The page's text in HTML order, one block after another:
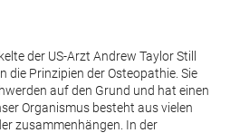
der US-Arzt Andrew Taylor Still
die Prinzipien der Osteopathie. Sie
auf den Grund und hat einen
Organismus besteht aus vielen
zusammenhängen. In der